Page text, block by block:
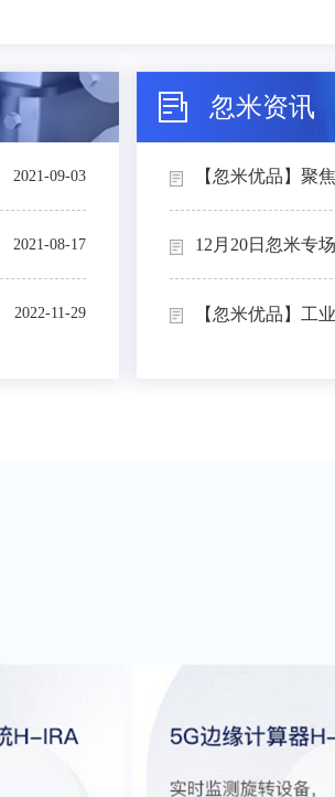
2021-09-03
2021-08-17
2022-11-29
忽米资讯
【忽米优品】聚
12月20日忽米专
【忽米优品】工